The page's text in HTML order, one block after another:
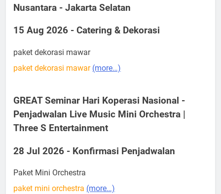
Nusantara - Jakarta Selatan
15 Aug 2026 - Catering & Dekorasi
paket dekorasi mawar
paket dekorasi mawar (more…)
GREAT Seminar Hari Koperasi Nasional -
Penjadwalan Live Music Mini Orchestra |
Three S Entertainment
28 Jul 2026 - Konfirmasi Penjadwalan
Paket Mini Orchestra
paket mini orchestra (more…)